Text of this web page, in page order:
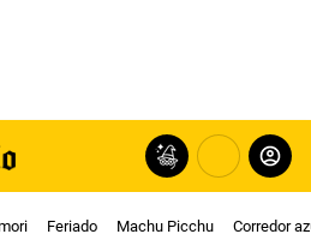
Feriado Machu Picchu Corredor